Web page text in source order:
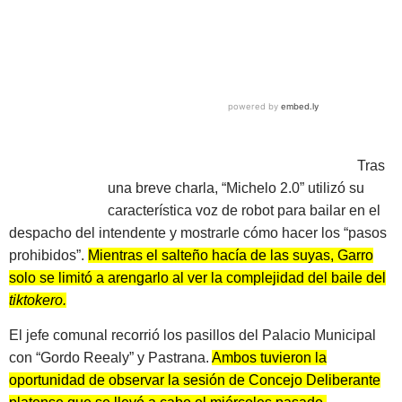
Tras
una breve charla, “Michelo 2.0” utilizó su
característica voz de robot para bailar en el
despacho del intendente y mostrarle cómo hacer los “pasos
prohibidos”. Mientras el salteño hacía de las suyas, Garro
solo se limitó a arengarlo al ver la complejidad del baile del
tiktokero.
El jefe comunal recorrió los pasillos del Palacio Municipal
con “Gordo Reealy” y Pastrana. Ambos tuvieron la
oportunidad de observar la sesión de Concejo Deliberante